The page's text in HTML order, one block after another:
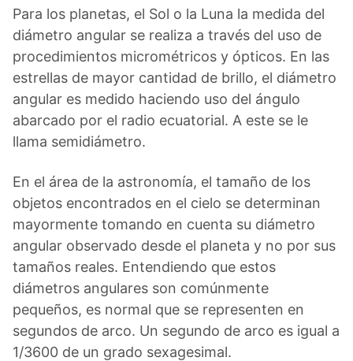
Para los planetas, el Sol o la Luna la medida del
diámetro angular se realiza a través del uso de
procedimientos micrométricos y ópticos. En las
estrellas de mayor cantidad de brillo, el diámetro
angular es medido haciendo uso del ángulo
abarcado por el radio ecuatorial. A este se le
llama semidiámetro.
En el área de la astronomía, el tamaño de los
objetos encontrados en el cielo se determinan
mayormente tomando en cuenta su diámetro
angular observado desde el planeta y no por sus
tamaños reales. Entendiendo que estos
diámetros angulares son comúnmente
pequeños, es normal que se representen en
segundos de arco. Un segundo de arco es igual a
1/3600 de un grado sexagesimal.